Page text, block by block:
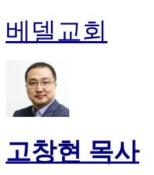
베델교회
고창현 목사